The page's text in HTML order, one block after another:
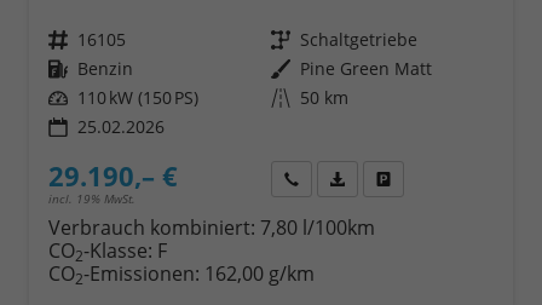
Fahrzeugnr. 16105 Getriebe Schaltgetriebe
Kraftstoff Benzin Außenfarbe Pine Green Matt
Leistung 110 kW (150 PS) Kilometerstand 50 km
25.02.2026
29.190,– €
incl. 19% MwSt.
Wir rufen Sie anFahrzeugexposé (PDF)
Verbrauch kombiniert: 7,80 l/100km
CO2-Klasse: F
CO2-Emissionen: 162,00 g/km